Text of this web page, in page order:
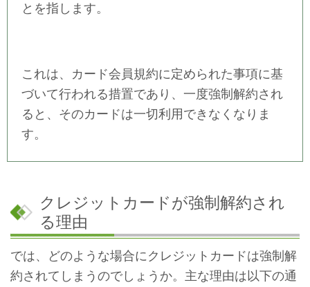
とを指します。
これは、カード会員規約に定められた事項に基
づいて行われる措置であり、一度強制解約され
ると、そのカードは一切利用できなくなりま
す。
クレジットカードが強制解約され
る理由
では、どのような場合にクレジットカードは強制解
約されてしまうのでしょうか。主な理由は以下の通